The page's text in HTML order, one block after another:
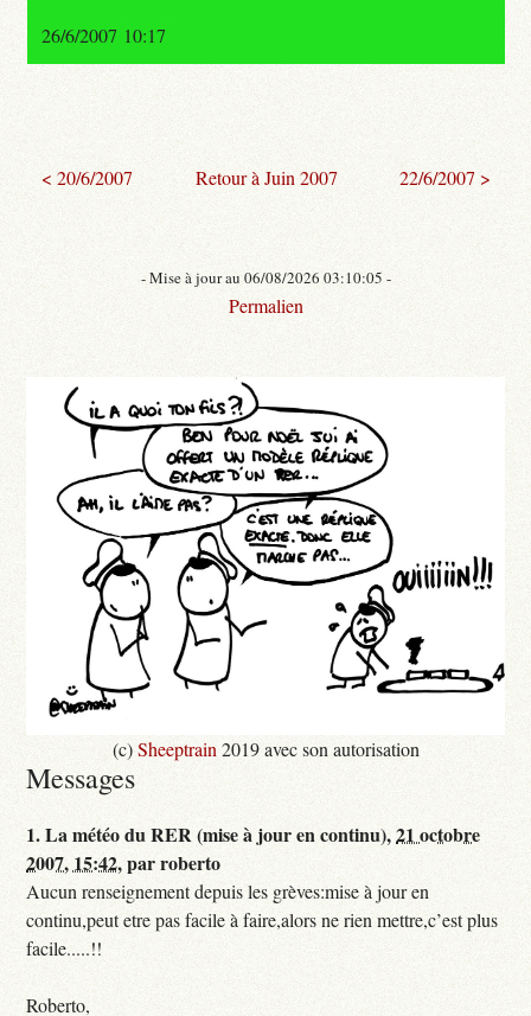
26/6/2007 10:17
< 20/6/2007 Retour à Juin 2007 22/6/2007 >
- Mise à jour au 06/08/2026 03:10:05 -
Permalien
(c)Sheeptrain 2019 avec son autorisation
Messages
1.La météo du RER (mise à jour en continu),21 octobre
2007, 15:42,parroberto
Aucun renseignement depuis les grèves:mise à jour en
continu,peut etre pas facile à faire,alors ne rien mettre,c’est plus
facile.....!!
Roberto,